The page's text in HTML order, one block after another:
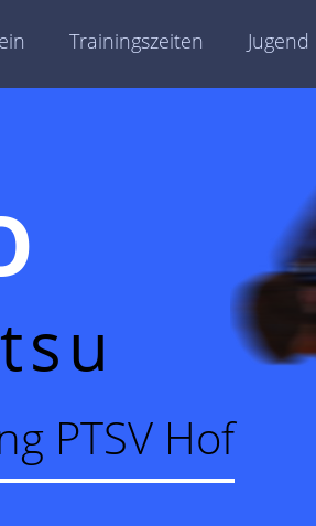
Trainingszeiten Jugend
PTSV Hof